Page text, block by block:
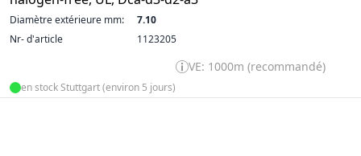
Diamètre extérieure mm:
7.10
Nr- d'article
1123205
VE: 1000m (recommandé)
en stock Stuttgart (environ 5 jours)